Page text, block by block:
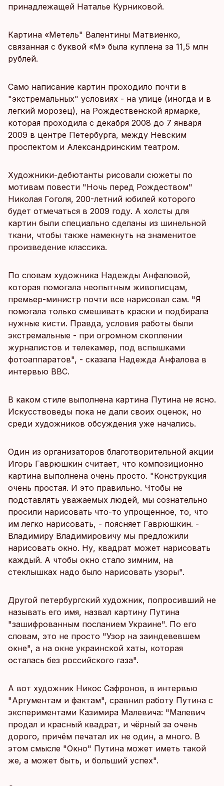
принадлежащей Наталье Курниковой.
Картина «Метель" Валентины Матвиенко,
связанная с буквой «М» была куплена за 11,5 млн
рублей.
Само написание картин проходило почти в
"экстремальных" условиях - на улице (иногда и в
легкий морозец), на Рождественской ярмарке,
которая проходила с декабря 2008 до 7 января
2009 в центре Петербурга, между Невским
проспектом и Александринским театром.
Художники-дебютанты рисовали сюжеты по
мотивам повести "Ночь перед Рождеством"
Николая Гоголя, 200-летний юбилей которого
будет отмечаться в 2009 году. А холсты для
картин были специально сделаны из шинельной
ткани, чтобы также намекнуть на знаменитое
произведение классика.
По словам художника Надежды Анфаловой,
которая помогала неопытным живописцам,
премьер-министр почти все нарисовал сам. "Я
помогала только смешивать краски и подбирала
нужные кисти. Правда, условия работы были
экстремальные - при огромном скоплении
журналистов и телекамер, под вспышками
фотоаппаратов", - сказала Надежда Анфалова в
интервью BBC.
В каком стиле выполнена картина Путина не ясно.
Искусствоведы пока не дали своих оценок, но
среди художников обсуждения уже начались.
Один из организаторов благотворительной акции
Игорь Гаврюшкин считает, что композиционно
картина выполнена очень просто. "Конструкция
очень простая. И это правильно. Чтобы не
подставлять уважаемых людей, мы сознательно
просили нарисовать что-то упрощенное, то, что
им легко нарисовать, - поясняет Гаврюшкин. -
Владимиру Владимировичу мы предложили
нарисовать окно. Ну, квадрат может нарисовать
каждый. А чтобы окно стало зимним, на
стеклышках надо было нарисовать узоры".
Другой петербургский художник, попросивший не
называть его имя, назвал картину Путина
"зашифрованным посланием Украине". По его
словам, это не просто "Узор на заиндевевшем
окне", а на окне украинской хаты, которая
осталась без российского газа".
А вот художник Никос Сафронов, в интервью
"Аргументам и фактам", сравнил работу Путина с
экспериментами Казимира Малевича: "Малевич
продал и красный квадрат, и чёрный за очень
дорого, причём печатал их не один, а много. В
этом смысле "Окно" Путина может иметь такой
же, а может быть, и больший успех".